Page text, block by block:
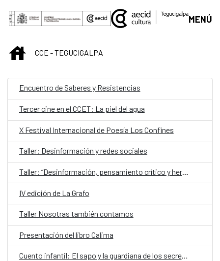
Saltar al contenido principal
MENÚ
INICIOCCE - TEGUCIGALPA
Encuentro de Saberes y Resistencias
Tercer cine en el CCET: La piel del agua
X Festival Internacional de Poesía Los Confines
Taller: Desinformación y redes sociales
Taller: “Desinformación, pensamiento crítico y herramientas de verificación”
IV edición de La Grafo
Taller Nosotras también contamos
Presentación del libro Calima
Cuento infantil: El sapo y la guardiana de los secretos